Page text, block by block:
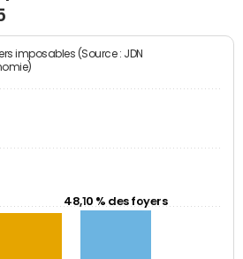
imposables (Source : JDN
48,10 % des foyers